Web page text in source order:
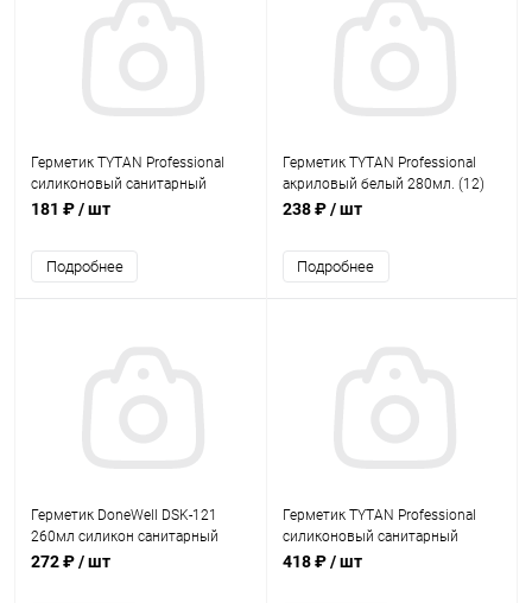
Герметик TYTAN Professional
силиконовый санитарный
прозрачный 85мл. (60)
181 ₽/ шт
Подробнее
Герметик TYTAN Professional
акриловый белый 280мл. (12)
238 ₽/ шт
Подробнее
Герметик DoneWell DSK-121
260мл силикон санитарный
белый
272 ₽/ шт
Герметик TYTAN Professional
силиконовый санитарный
прозрачный 280мл. (12)
418 ₽/ шт